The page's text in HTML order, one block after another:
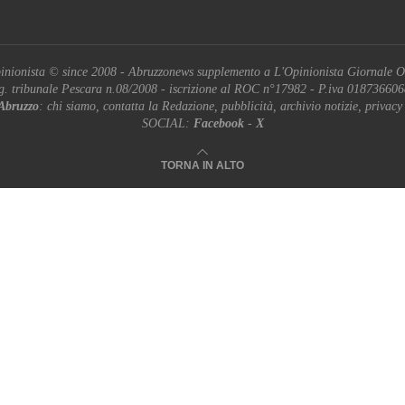
© since 2008 - Abruzzonews supplemento a L'Opinionista Giornale
tribunale Pescara n.08/2008 - iscrizione al ROC n°17982 - P.iva
: chi siamo, contatta la Redazione, pubblicità, archivio notizie, privacy
SOCIAL: Facebook- X
TORNA IN ALTO